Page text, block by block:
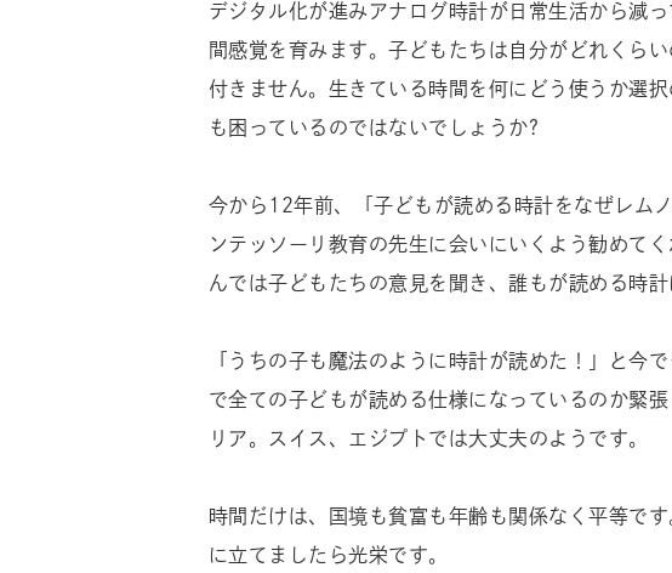
デジタル化が進みアナログ時計が日常生活から減
間感覚を育みます。子どもたちは自分がどれくら
付きません。生きている時間を何にどう使うか選
も困っているのではないでしょうか?
今から12年前、「子どもが読める時計をなぜレム
ンテッソーリ教育の先生に会いにいくよう勧めて
んでは子どもたちの意見を聞き、誰もが読める時
「うちの子も魔法のように時計が読めた！」と今
で全ての子どもが読める仕様になっているのか緊
リア。スイス、エジプトでは大丈夫のようです。
時間だけは、国境も貧富も年齢も関係なく平等で
に立てましたら光栄です。